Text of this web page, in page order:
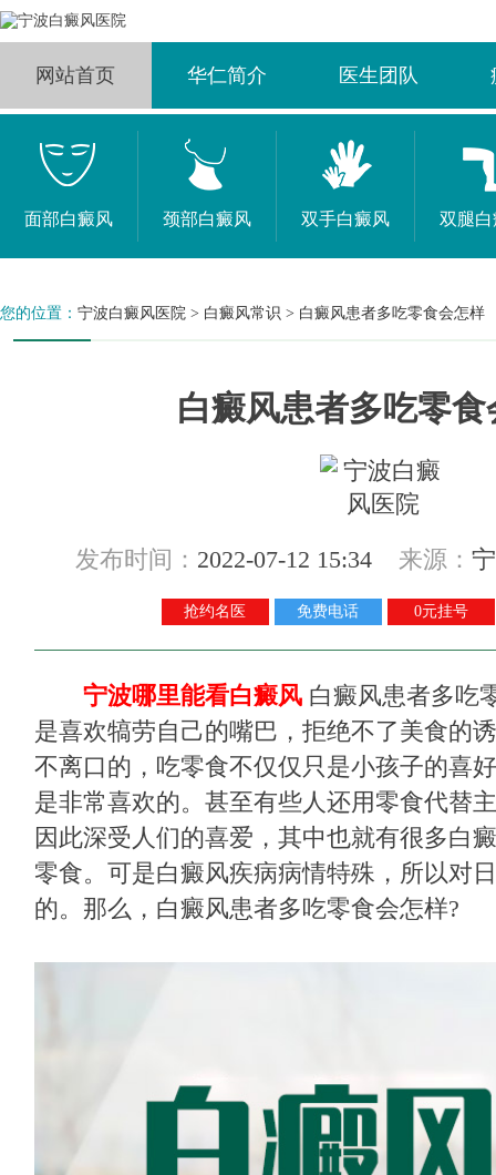
网站首页 华仁简介 医生团队
面部白癜风 颈部白癜风 双手白癜风 双腿
您的位置： 宁波白癜风医院 > 白癜风常识 > 白癜风患者多吃零食会怎样
白癜风患者多吃零食
发布时间： 2022-07-12 15:34 来源：
抢约名医 免费电话 0元挂号
宁波哪里能看白癜风 白癜风患者多吃
是喜欢犒劳自己的嘴巴，拒绝不了美食的
不离口的，吃零食不仅仅只是小孩子的喜
是非常喜欢的。甚至有些人还用零食代替
因此深受人们的喜爱，其中也就有很多白
零食。可是白癜风疾病病情特殊，所以对
的。那么，白癜风患者多吃零食会怎样?